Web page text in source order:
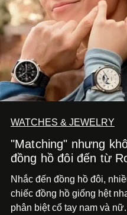
WATCHES & JEWELRY
"Matching" nhưng
đồng hồ đôi đến từ
Nhắc đến đồng hồ đôi,
chiếc đồng hồ giống hệt
phân biệt cổ tay nam và